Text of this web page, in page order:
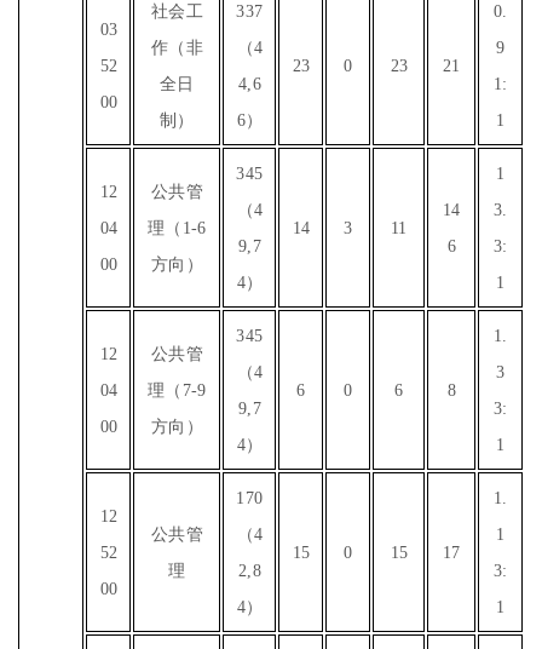
03
52
00
社会工
作（非
全日
制）
337
（4
4,6
6）
23 0 23 21
0.
9
1:
1
12
04
00
公共管
理（1-6
方向）
345
（4
9,7
4）
14 3 11
14
6
1
3.
3:
1
12
04
00
公共管
理（7-9
方向）
345
（4
9,7
4）
6 0 6 8
1.
3
3:
1
12
52
00
公共管
理
170
（4
2,8
4）
15 0 15 17
1.
1
3:
1